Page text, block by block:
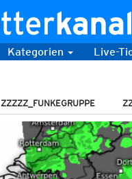
Kategorien Live-
ZZZZZ_FUNKEGRUPPE